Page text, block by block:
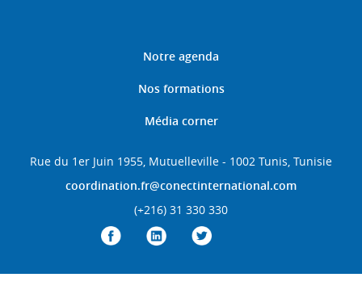
Notre agenda
Nos formations
Média corner
Rue du 1er Juin 1955, Mutuelleville - 1002 Tunis, Tunisie
coordination.fr@conectinternational.com
(+216) 31 330 330